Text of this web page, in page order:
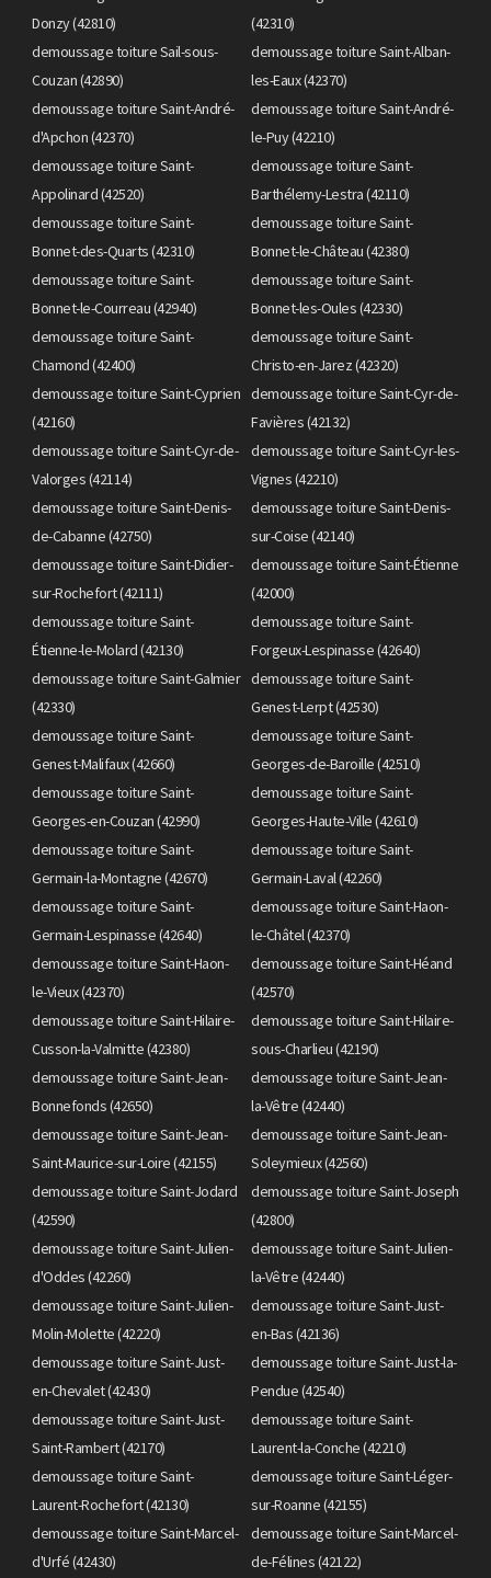
Donzy (42810)
(42310)
demoussage toiture Sail-sous-
Couzan (42890)
demoussage toiture Saint-Alban-
les-Eaux (42370)
demoussage toiture Saint-André-
d'Apchon (42370)
demoussage toiture Saint-André-
le-Puy (42210)
demoussage toiture Saint-
Appolinard (42520)
demoussage toiture Saint-
Barthélemy-Lestra (42110)
demoussage toiture Saint-
Bonnet-des-Quarts (42310)
demoussage toiture Saint-
Bonnet-le-Château (42380)
demoussage toiture Saint-
Bonnet-le-Courreau (42940)
demoussage toiture Saint-
Bonnet-les-Oules (42330)
demoussage toiture Saint-
Chamond (42400)
demoussage toiture Saint-
Christo-en-Jarez (42320)
demoussage toiture Saint-Cyprien
(42160)
demoussage toiture Saint-Cyr-de-
Favières (42132)
demoussage toiture Saint-Cyr-de-
Valorges (42114)
demoussage toiture Saint-Cyr-les-
Vignes (42210)
demoussage toiture Saint-Denis-
de-Cabanne (42750)
demoussage toiture Saint-Denis-
sur-Coise (42140)
demoussage toiture Saint-Didier-
sur-Rochefort (42111)
demoussage toiture Saint-Étienne
(42000)
demoussage toiture Saint-
Étienne-le-Molard (42130)
demoussage toiture Saint-
Forgeux-Lespinasse (42640)
demoussage toiture Saint-Galmier
(42330)
demoussage toiture Saint-
Genest-Lerpt (42530)
demoussage toiture Saint-
Genest-Malifaux (42660)
demoussage toiture Saint-
Georges-de-Baroille (42510)
demoussage toiture Saint-
Georges-en-Couzan (42990)
demoussage toiture Saint-
Georges-Haute-Ville (42610)
demoussage toiture Saint-
Germain-la-Montagne (42670)
demoussage toiture Saint-
Germain-Laval (42260)
demoussage toiture Saint-
Germain-Lespinasse (42640)
demoussage toiture Saint-Haon-
le-Châtel (42370)
demoussage toiture Saint-Haon-
le-Vieux (42370)
demoussage toiture Saint-Héand
(42570)
demoussage toiture Saint-Hilaire-
Cusson-la-Valmitte (42380)
demoussage toiture Saint-Hilaire-
sous-Charlieu (42190)
demoussage toiture Saint-Jean-
Bonnefonds (42650)
demoussage toiture Saint-Jean-
la-Vêtre (42440)
demoussage toiture Saint-Jean-
Saint-Maurice-sur-Loire (42155)
demoussage toiture Saint-Jean-
Soleymieux (42560)
demoussage toiture Saint-Jodard
(42590)
demoussage toiture Saint-Joseph
(42800)
demoussage toiture Saint-Julien-
d'Oddes (42260)
demoussage toiture Saint-Julien-
la-Vêtre (42440)
demoussage toiture Saint-Julien-
Molin-Molette (42220)
demoussage toiture Saint-Just-
en-Bas (42136)
demoussage toiture Saint-Just-
en-Chevalet (42430)
demoussage toiture Saint-Just-la-
Pendue (42540)
demoussage toiture Saint-Just-
Saint-Rambert (42170)
demoussage toiture Saint-
Laurent-la-Conche (42210)
demoussage toiture Saint-
Laurent-Rochefort (42130)
demoussage toiture Saint-Léger-
sur-Roanne (42155)
demoussage toiture Saint-Marcel-
d'Urfé (42430)
demoussage toiture Saint-Marcel-
de-Félines (42122)